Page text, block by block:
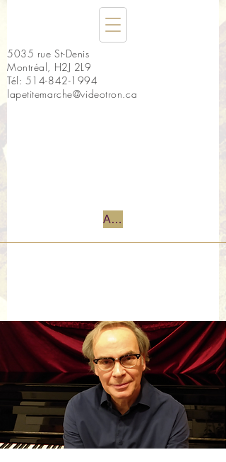
5035 rue St-Denis
Montréal, H2J 2L9
Tél: 514-842-1994
lapetitemarche@videotron.ca
Accueil